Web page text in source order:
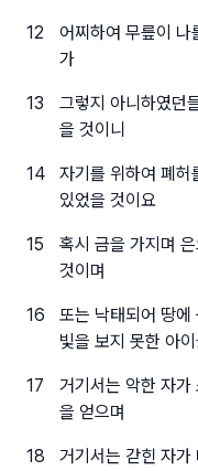
12
어찌하여 무릎이 나
가
13
그렇지 아니하였던
을 것이니
14
자기를 위하여 폐허
있었을 것이요
15
혹시 금을 가지며
것이며
16
또는 낙태되어 땅에
빛을 보지 못한 아
17
거기서는 악한 자가
을 얻으며
18
거기서는 갇힌 자가